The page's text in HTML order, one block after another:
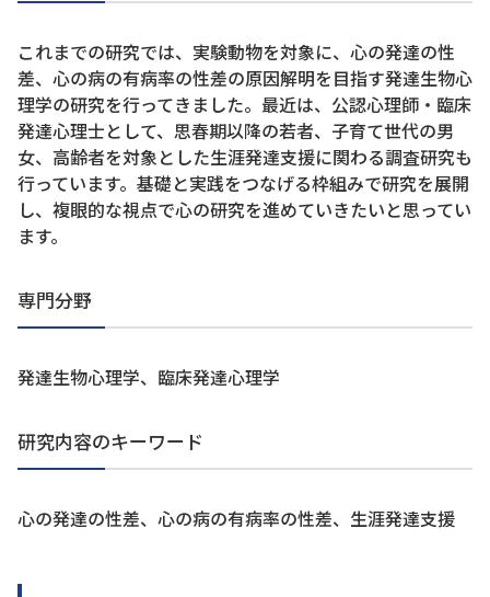
これまでの研究では、実験動物を対象に、心の発達の性
差、心の病の有病率の性差の原因解明を目指す発達生物心
理学の研究を行ってきました。最近は、公認心理師・臨床
発達心理士として、思春期以降の若者、子育て世代の男
女、高齢者を対象とした生涯発達支援に関わる調査研究も
行っています。基礎と実践をつなげる枠組みで研究を展開
し、複眼的な視点で心の研究を進めていきたいと思ってい
ます。
専門分野
発達生物心理学、臨床発達心理学
研究内容のキーワード
心の発達の性差、心の病の有病率の性差、生涯発達支援